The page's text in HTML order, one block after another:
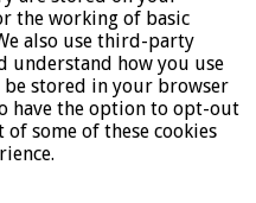
the working of basic
also use third-party
understand how you use
be stored in your browser
have the option to opt-out
some of these cookies